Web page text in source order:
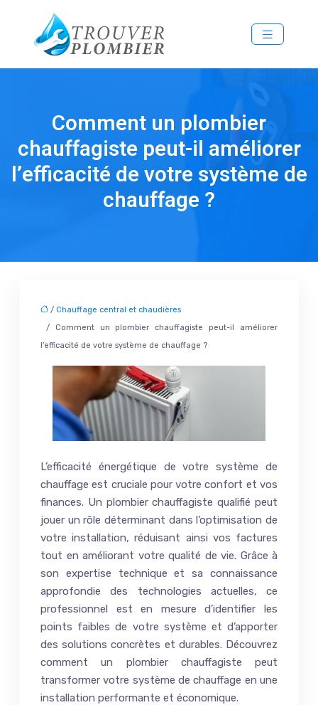
Comment un plombier
chauffagiste peut-il améliorer
l’efficacité de votre système de
chauffage ?
/ Chauffage central et chaudières
/ Comment un plombier chauffagiste peut-il améliorer
l’efficacité de votre système de chauffage ?
L’efficacité énergétique de votre système de
chauffage est cruciale pour votre confort et vos
finances. Un plombier chauffagiste qualifié peut
jouer un rôle déterminant dans l’optimisation de
votre installation, réduisant ainsi vos factures
tout en améliorant votre qualité de vie. Grâce à
son expertise technique et sa connaissance
approfondie des technologies actuelles, ce
professionnel est en mesure d’identifier les
points faibles de votre système et d’apporter
des solutions concrètes et durables. Découvrez
comment un plombier chauffagiste peut
transformer votre système de chauffage en une
installation performante et économique.